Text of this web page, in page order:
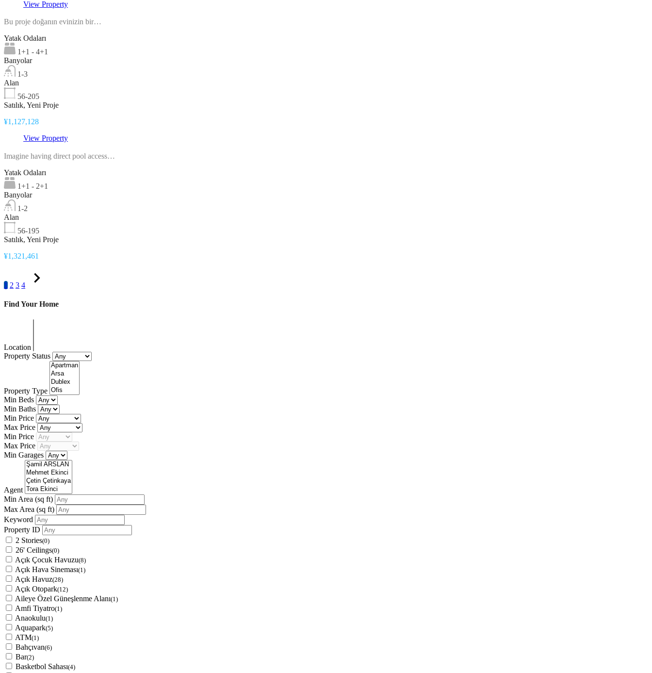
View Property
Bu proje doğanın evinizin bir…
Yatak Odaları
1+1 - 4+1
Banyolar
1-3
Alan
56-205
Satılık, Yeni Proje
¥1,127,128
View Property
Imagine having direct pool access…
Yatak Odaları
1+1 - 2+1
Banyolar
1-2
Alan
56-195
Satılık, Yeni Proje
¥1,321,461
1 2 3 4
Find Your Home
Location
Property Status
Property Type
Min Beds
Min Baths
Min Price
Max Price
Min Price
Max Price
Min Garages
Agent
Min Area (sq ft)
Max Area (sq ft)
Keyword
Property ID
2 Stories(0)
26' Ceilings(0)
Açık Çocuk Havuzu(8)
Açık Hava Sineması(1)
Açık Havuz(28)
Açık Otopark(12)
Aileye Özel Güneşlenme Alanı(1)
Amfi Tiyatro(1)
Anaokulu(1)
Aquapark(5)
ATM(1)
Bahçıvan(6)
Bar(2)
Basketbol Sahası(4)